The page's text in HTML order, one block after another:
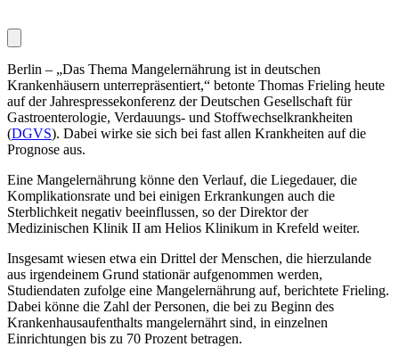
Berlin – „Das Thema Mangelernährung ist in deutschen
Krankenhäusern unterrepräsentiert,“ betonte Thomas Frieling heute
auf der Jahrespressekonferenz der Deutschen Gesellschaft für
Gastroenterologie, Verdauungs- und Stoffwechselkrankheiten
(DGVS). Dabei wirke sie sich bei fast allen Krankheiten auf die
Prognose aus.
Eine Mangelernährung könne den Verlauf, die Liegedauer, die
Komplikationsrate und bei einigen Erkrankungen auch die
Sterblichkeit negativ beeinflussen, so der Direktor der
Medizinischen Klinik II am Helios Klinikum in Krefeld weiter.
Insgesamt wiesen etwa ein Drittel der Menschen, die hierzulande
aus irgendeinem Grund stationär aufgenommen werden,
Studiendaten zufolge eine Mangelernährung auf, berichtete Frieling.
Dabei könne die Zahl der Personen, die bei zu Beginn des
Krankenhausaufenthalts mangelernährt sind, in einzelnen
Einrichtungen bis zu 70 Prozent betragen.